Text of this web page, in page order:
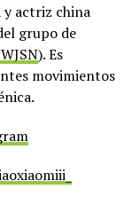
actriz china
grupo de
). Es
movimientos